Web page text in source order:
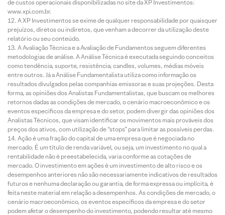
de custos operacionais disponibilizadas no site da XP Investimentos:
www.xpi.com.br.
A XP Investimentos se exime de qualquer responsabilidade por quaisquer
prejuízos, diretos ou indiretos, que venham a decorrer da utilização deste
relatório ou seu conteúdo.
A Avaliação Técnica e a Avaliação de Fundamentos seguem diferentes
metodologias de análise. A Análise Técnica é executada seguindo conceitos
como tendência, suporte, resistência, candles, volumes, médias móveis
entre outros. Já a Análise Fundamentalista utiliza como informação os
resultados divulgados pelas companhias emissoras e suas projeções. Desta
forma, as opiniões dos Analistas Fundamentalistas, que buscam os melhores
retornos dadas as condições de mercado, o cenário macroeconômico e os
eventos específicos da empresa e do setor, podem divergir das opiniões dos
Analistas Técnicos, que visam identificar os movimentos mais prováveis dos
preços dos ativos, com utilização de “stops” para limitar as possíveis perdas.
Ação é uma fração do capital de uma empresa que é negociada no
mercado. É um título de renda variável, ou seja, um investimento no qual a
rentabilidade não é preestabelecida, varia conforme as cotações de
mercado. O investimento em ações é um investimento de alto risco e os
desempenhos anteriores não são necessariamente indicativos de resultados
futuros e nenhuma declaração ou garantia, de forma expressa ou implícita, é
feita neste material em relação a desempenhos. As condições de mercado, o
cenário macroeconômico, os eventos específicos da empresa e do setor
podem afetar o desempenho do investimento, podendo resultar até mesmo